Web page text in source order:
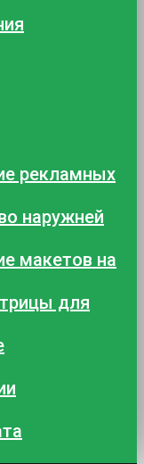
рекламных
наружней
макетов на
для